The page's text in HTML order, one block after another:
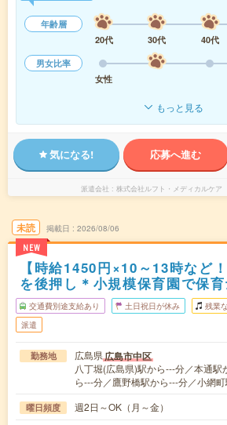
年齢層
20代
30代 40代
男女比率
女性
もっと見る
気になる! 応募へ進む
派遣会社 株式会社ルフト・メディカルケ
未読
NEW
掲載日 2026/08/06
【時給1450円×10～13時など
を後押し＊小規模保育園で保
交通費別途支給あり 土日祝日が休み 残業な
派遣
勤務地 広島県広島市中区
八丁堀(広島県)駅から---分／本通
ら---分／鷹野橋駅から---分／小網
曜日頻度 週2日～OK（月～金）